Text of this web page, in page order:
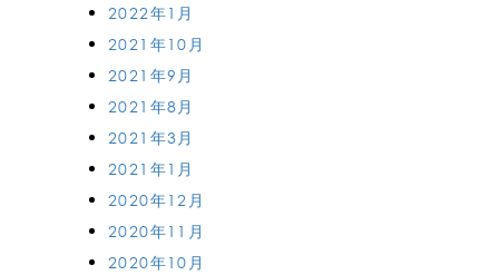
2022年1月
2021年10月
2021年9月
2021年8月
2021年3月
2021年1月
2020年12月
2020年11月
2020年10月